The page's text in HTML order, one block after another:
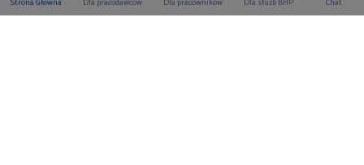
Materiały szkoleniowe